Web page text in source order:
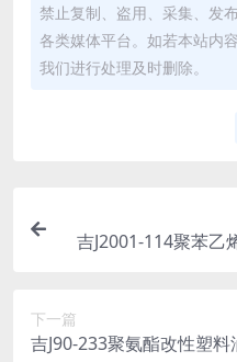
禁止复制、盗用、采集、发
各类媒体平台。如若本站内
我们进行处理及时删除。
吉J2001-114聚苯乙
下一篇
吉J90-233聚氨酯改性塑